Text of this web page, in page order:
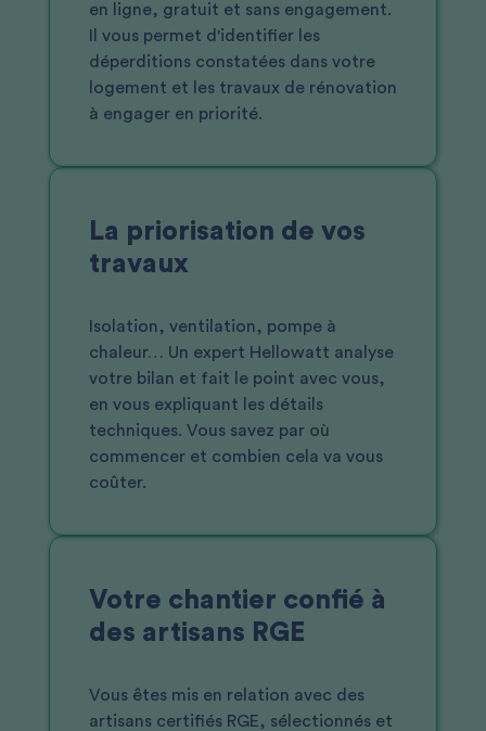
en ligne, gratuit et sans engagement.
Il vous permet d'identifier les
déperditions constatées dans votre
logement et les travaux de rénovation
à engager en priorité.
La priorisation de vos
travaux
Isolation, ventilation, pompe à
chaleur… Un expert Hellowatt analyse
votre bilan et fait le point avec vous,
en vous expliquant les détails
techniques. Vous savez par où
commencer et combien cela va vous
coûter.
Votre chantier confié à
des artisans RGE
Vous êtes mis en relation avec des
artisans certifiés RGE, sélectionnés et